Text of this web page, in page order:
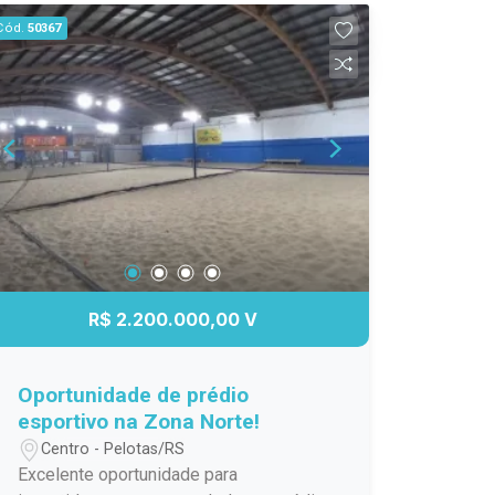
Fragata, o imóvel está próximo ao
Supermercado Nicolini e ao Cartório do
Fragata, em uma região com fácil
acesso a comércios, serviços e vias
importantes, facilitando a rotina e
oferecendo praticidade para toda a
família. Descrição do imóvel: Situado no
quinto andar, o apartamento possui dois
dormitórios e ambientes planejados
para oferecer funcionalidade e conforto.
A integração entre os espaços e os
acabamentos valorizam o imóvel,
tornando-o ideal para quem procura um
com piso laminado, proporcionando
mais conforto aos ambientes. Sala de
estar integrada à sacada com
churrasqueira, ideal para momentos de
50367
R$ 2.200.000,00 V
Oportunidade de prédio
esportivo na Zona Norte!
Centro - Pelotas/RS
Excelente oportunidade para